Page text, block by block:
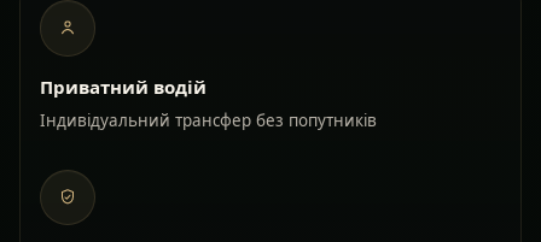
Приватний водій
Індивідуальний трансфер без попутників